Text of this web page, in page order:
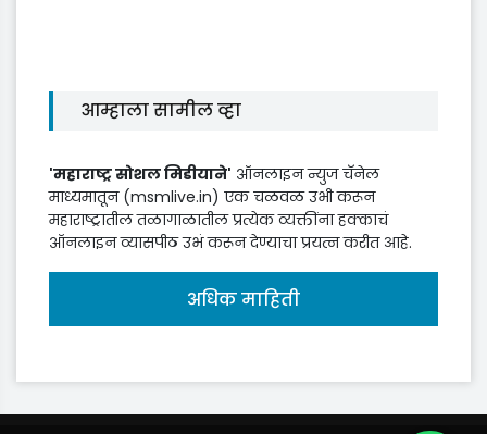
आम्हाला सामील व्हा
'महाराष्ट्र सोशल मिडीयाने' ऑनलाइन न्युज चॅनेल
माध्यमातून (msmlive.in) एक चळवळ उभी करून
महाराष्ट्रातील तळागाळातील प्रत्येक व्यक्तींना हक्काचं
ऑनलाइन व्यासपीठ उभं करून देण्याचा प्रयत्न करीत आहे.
अधिक माहिती